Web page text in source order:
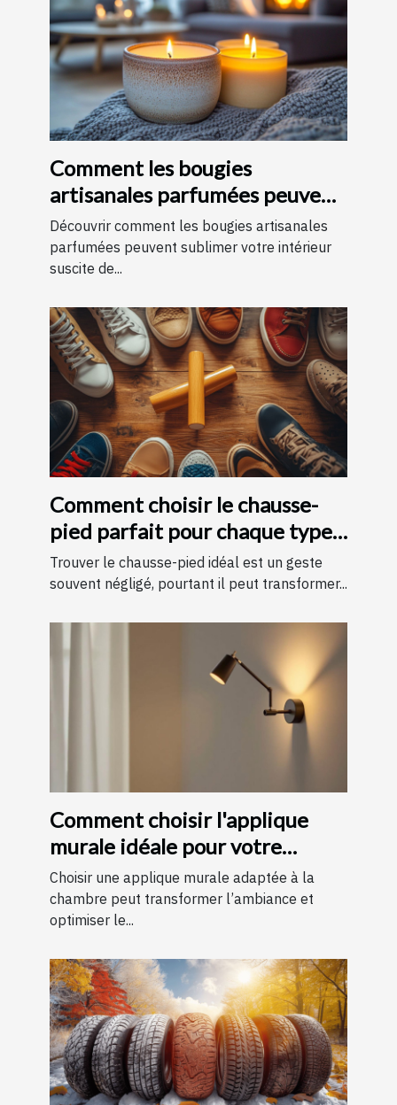
Comment les bougies
artisanales parfumées peuvent
améliorer votre intérieur
Découvrir comment les bougies artisanales
parfumées peuvent sublimer votre intérieur
suscite de...
Comment choisir le chausse-
pied parfait pour chaque type
de chaussure
Trouver le chausse-pied idéal est un geste
souvent négligé, pourtant il peut transformer...
Comment choisir l'applique
murale idéale pour votre
chambre
Choisir une applique murale adaptée à la
chambre peut transformer l’ambiance et
optimiser le...